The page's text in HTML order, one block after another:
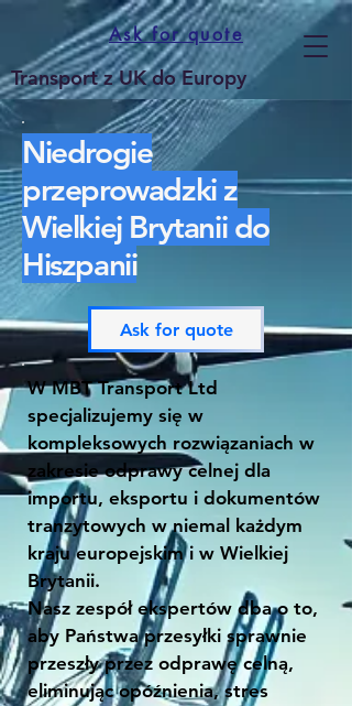
Transport z UK do Europy
Ask for quote
Niedrogie
przeprowadzki z
Wielkiej Brytanii do
Hiszpanii
Ask for quote
W MBT Transport Ltd
specjalizujemy się w
kompleksowych rozwiązaniach w
zakresie odprawy celnej dla
importu, eksportu i dokumentów
tranzytowych w niemal każdym
kraju europejskim i w Wielkiej
Brytanii.
Nasz zespół ekspertów dba o to,
aby Państwa przesyłki sprawnie
przeszły przez odprawę celną,
eliminując opóźnienia, stres